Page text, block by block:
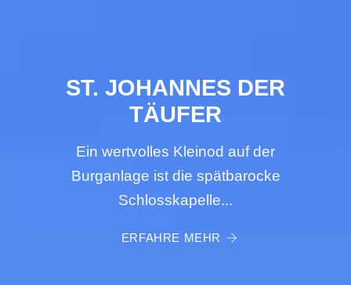
ST. JOHANNES DER
TÄUFER
Ein wertvolles Kleinod auf der
Burganlage ist die spätbarocke
Schlosskapelle...
ERFAHRE MEHR